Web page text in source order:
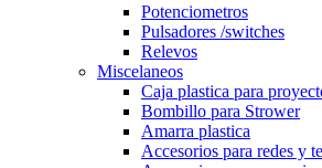
Potenciometros
Pulsadores /switches
Relevos
Miscelaneos
Caja plastica para
Bombillo para Strower
Amarra plastica
Accesorios para redes y